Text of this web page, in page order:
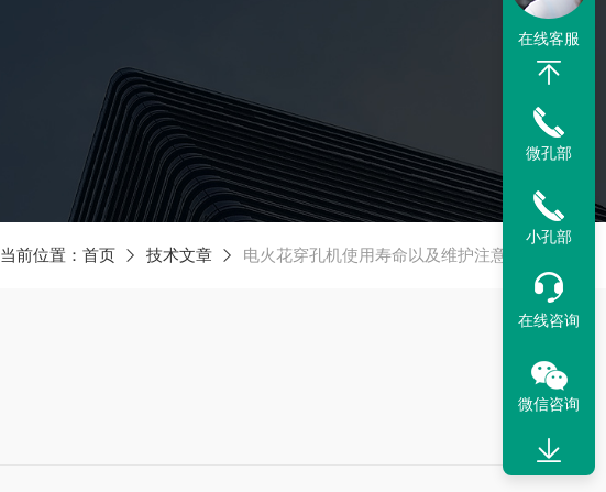
当前位置： 首页 技术文章 电火花穿孔机使用寿命以及维护注意事项
在线客服
微孔部
小孔部
在线咨询
微信咨询